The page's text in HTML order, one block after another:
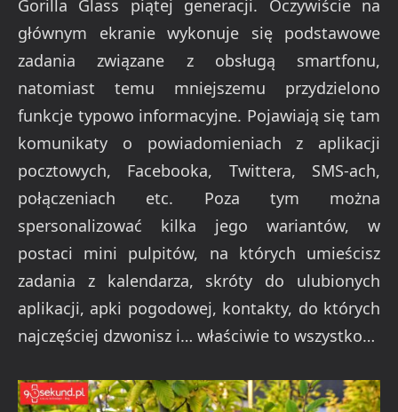
Gorilla Glass piątej generacji. Oczywiście na
głównym ekranie wykonuje się podstawowe
zadania związane z obsługą smartfonu,
natomiast temu mniejszemu przydzielono
funkcje typowo informacyjne. Pojawiają się tam
komunikaty o powiadomieniach z aplikacji
pocztowych, Facebooka, Twittera, SMS-ach,
połączeniach etc. Poza tym można
spersonalizować kilka jego wariantów, w
postaci mini pulpitów, na których umieścisz
zadania z kalendarza, skróty do ulubionych
aplikacji, apki pogodowej, kontakty, do których
najczęściej dzwonisz i… właściwie to wszystko…